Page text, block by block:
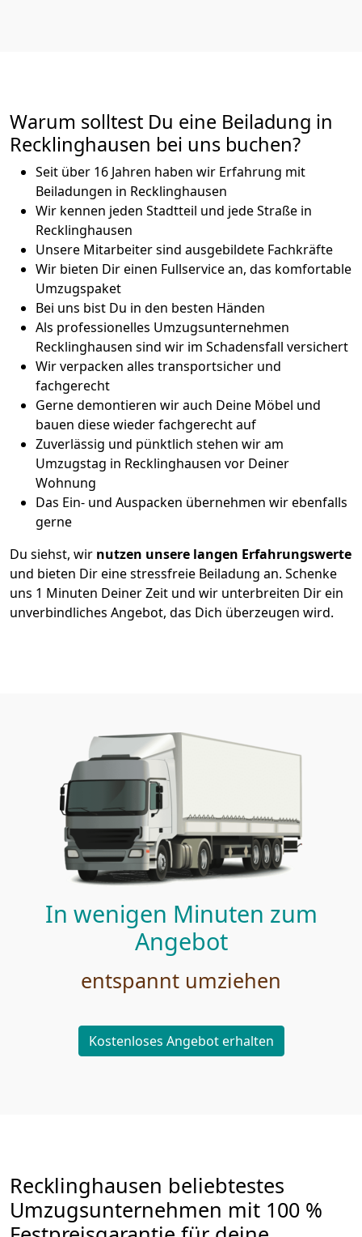
Warum solltest Du eine Beiladung in
Recklinghausen bei uns buchen?
Seit über 16 Jahren haben wir Erfahrung mit
Beiladungen in Recklinghausen
Wir kennen jeden Stadtteil und jede Straße in
Recklinghausen
Unsere Mitarbeiter sind ausgebildete Fachkräfte
Wir bieten Dir einen Fullservice an, das komfortable
Umzugspaket
Bei uns bist Du in den besten Händen
Als professionelles Umzugsunternehmen
Recklinghausen sind wir im Schadensfall versichert
Wir verpacken alles transportsicher und
fachgerecht
Gerne demontieren wir auch Deine Möbel und
bauen diese wieder fachgerecht auf
Zuverlässig und pünktlich stehen wir am
Umzugstag in Recklinghausen vor Deiner
Wohnung
Das Ein- und Auspacken übernehmen wir ebenfalls
gerne
Du siehst, wir nutzen unsere langen Erfahrungswerte
und bieten Dir eine stressfreie Beiladung an. Schenke
uns 1 Minuten Deiner Zeit und wir unterbreiten Dir ein
unverbindliches Angebot, das Dich überzeugen wird.
In wenigen Minuten zum
Angebot
entspannt umziehen
Kostenloses Angebot erhalten
Recklinghausen beliebtestes
Umzugsunternehmen mit 100 %